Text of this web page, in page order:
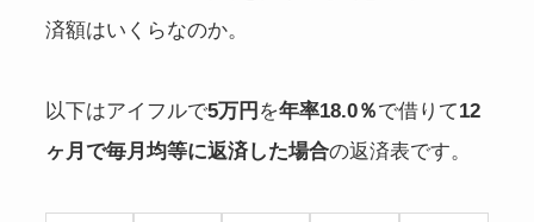
済額はいくらなのか。
以下はアイフルで5万円 を年率18.0％で借りて12
ヶ月で毎月均等に返済した場合の返済表です。